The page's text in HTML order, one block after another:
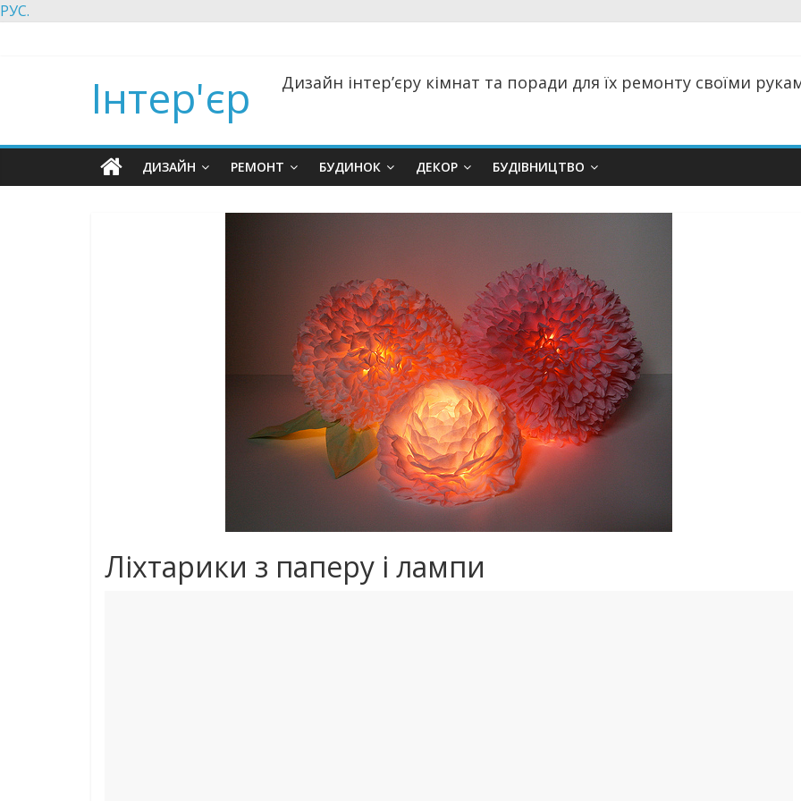
РУС.
Інтер'єр Дизайн інтер’єру кімнат та поради для їх ремонту своїми
ДИЗАЙН РЕМОНТ БУДИНОК ДЕКОР БУДІВНИЦТВО
Ліхтарики з паперу і лампи